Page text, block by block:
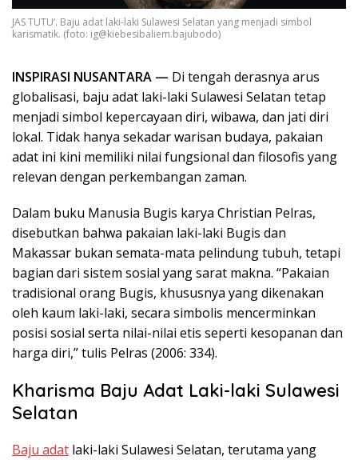
JAS TUTU’. Baju adat laki-laki Sulawesi Selatan yang menjadi simbol
karismatik. (foto: ig@kiebesibaliem.bajubodo)
INSPIRASI NUSANTARA — Di tengah derasnya arus
globalisasi, baju adat laki-laki Sulawesi Selatan tetap
menjadi simbol kepercayaan diri, wibawa, dan jati diri
lokal. Tidak hanya sekadar warisan budaya, pakaian
adat ini kini memiliki nilai fungsional dan filosofis yang
relevan dengan perkembangan zaman.
Dalam buku Manusia Bugis karya Christian Pelras,
disebutkan bahwa pakaian laki-laki Bugis dan
Makassar bukan semata-mata pelindung tubuh, tetapi
bagian dari sistem sosial yang sarat makna. “Pakaian
tradisional orang Bugis, khususnya yang dikenakan
oleh kaum laki-laki, secara simbolis mencerminkan
posisi sosial serta nilai-nilai etis seperti kesopanan dan
harga diri,” tulis Pelras (2006: 334).
Kharisma Baju Adat Laki-laki Sulawesi
Selatan
Baju adat laki-laki Sulawesi Selatan, terutama yang